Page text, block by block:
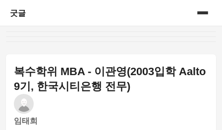
굿글
복수학위 MBA - 이관영(2003입학 Aalto
9기, 한국시티은행 전무)
임태희